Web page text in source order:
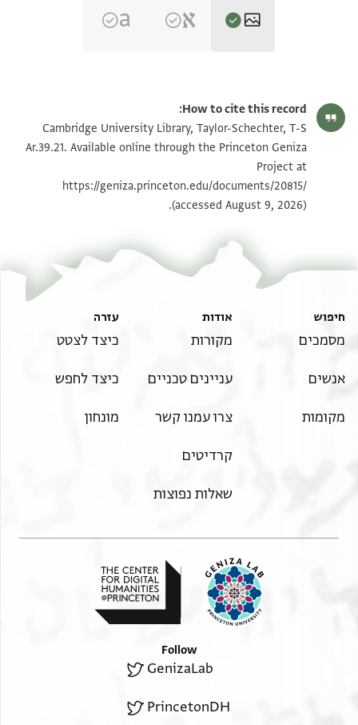
T-S Ar.39.21 1v הגדל וסובב
תנאי היתר שימוש בתצלום
How to cite this record:
Cambridge University Library, Taylor-Schechter, T-S
Ar.39.21. Available online through the Princeton Geniza
Project at
https://geniza.princeton.edu/documents/20815/
(accessed August 9, 2026).
חיפוש
מסמכים
אנשים
מקומות
אודות
מקורות
עניינים טכניים
צרו עמנו קשר
קרדיטים
שאלות נפוצות
עזרה
כיצד לצטט
כיצד לחפש
מונחון
Follow
GenizaLab
PrincetonDH